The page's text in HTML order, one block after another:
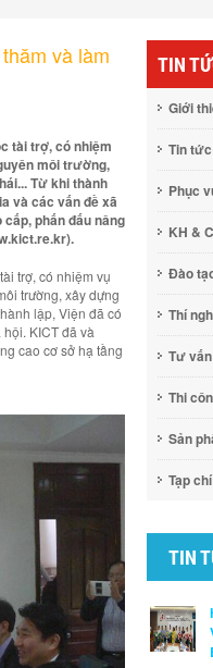
và làm
tài trợ, có nhiệm
môi trường,
Từ khi thành
và các vấn đề xã
phấn đấu nâng
trợ, có nhiệm vụ
trường, xây dựng
lập, Viện đã có
KICT đã và
cao cơ sở hạ tầng
TIN
Giới
Tin tức
Phục
KH &
Đào
Thí
Tư vấn
Thi
Sản
Tạp chí
TIN